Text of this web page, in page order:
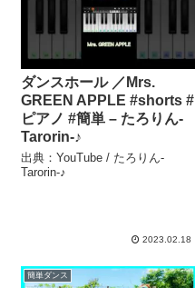
ダンスホール ／Mrs.
GREEN APPLE #shorts #
ピアノ #簡単 – たろりん-
Tarorin-♪
出典：YouTube / たろりん-
Tarorin-♪
2023.02.18
簡単ダンス